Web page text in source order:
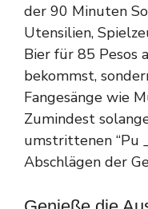
der 90 Minuten
Utensilien,
Bier für 85 Pesos
bekommst,
Fangesänge wie
Zumindest
umstrittenen “Pu
Abschlägen der